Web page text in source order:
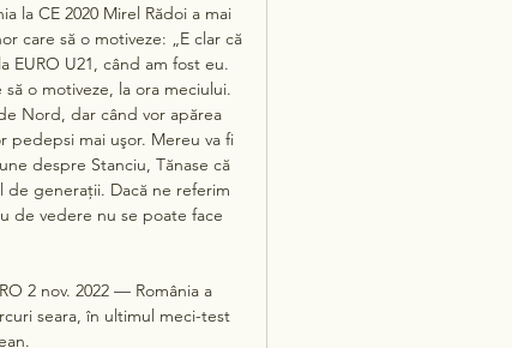
la CE 2020 Mirel Rădoi a mai
care să o motiveze: „E clar că
EURO U21, când am fost eu.
o motiveze, la ora meciului.
Nord, dar când vor apărea
pedepsi mai uşor. Mereu va fi
despre Stanciu, Tănase că
generaţii. Dacă ne referim
de vedere nu se poate face
2 nov. 2022 — România a
seara, în ultimul meci-test